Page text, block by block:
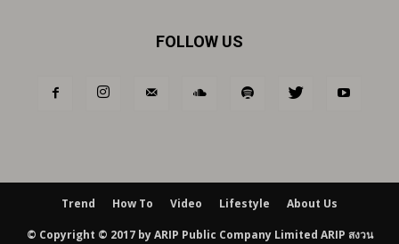
FOLLOW US
Trend How To Video Lifestyle About Us
© Copyright © 2017 by ARIP Public Company Limited ARIP สงวน